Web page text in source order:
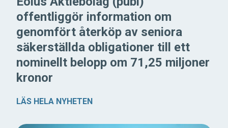
offentliggör information om
genomfört återköp av seniora
säkerställda obligationer till ett
nominellt belopp om 71,25 miljoner
kronor
LÄS HELA NYHETEN